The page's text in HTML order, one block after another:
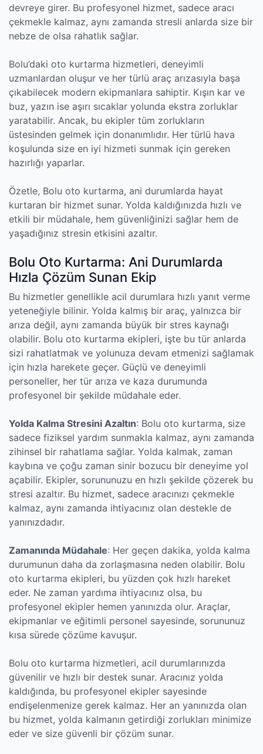
devreye girer. Bu profesyonel hizmet, sadece aracı
çekmekle kalmaz, aynı zamanda stresli anlarda size bir
nebze de olsa rahatlık sağlar.
Bolu’daki oto kurtarma hizmetleri, deneyimli
uzmanlardan oluşur ve her türlü araç arızasıyla başa
çıkabilecek modern ekipmanlara sahiptir. Kışın kar ve
buz, yazın ise aşırı sıcaklar yolunda ekstra zorluklar
yaratabilir. Ancak, bu ekipler tüm zorlukların
üstesinden gelmek için donanımlıdır. Her türlü hava
koşulunda size en iyi hizmeti sunmak için gereken
hazırlığı yaparlar.
Özetle, Bolu oto kurtarma, ani durumlarda hayat
kurtaran bir hizmet sunar. Yolda kaldığınızda hızlı ve
etkili bir müdahale, hem güvenliğinizi sağlar hem de
yaşadığınız stresin etkisini azaltır.
Bolu Oto Kurtarma: Ani Durumlarda
Hızla Çözüm Sunan Ekip
Bu hizmetler genellikle acil durumlara hızlı yanıt verme
yeteneğiyle bilinir. Yolda kalmış bir araç, yalnızca bir
arıza değil, aynı zamanda büyük bir stres kaynağı
olabilir. Bolu oto kurtarma ekipleri, işte bu tür anlarda
sizi rahatlatmak ve yolunuza devam etmenizi sağlamak
için hızla harekete geçer. Güçlü ve deneyimli
personeller, her tür arıza ve kaza durumunda
profesyonel bir şekilde müdahale eder.
Yolda Kalma Stresini Azaltın: Bolu oto kurtarma, size
sadece fiziksel yardım sunmakla kalmaz, aynı zamanda
zihinsel bir rahatlama sağlar. Yolda kalmak, zaman
kaybına ve çoğu zaman sinir bozucu bir deneyime yol
açabilir. Ekipler, sorununuzu en hızlı şekilde çözerek bu
stresi azaltır. Bu hizmet, sadece aracınızı çekmekle
kalmaz, aynı zamanda ihtiyacınız olan destekle de
yanınızdadır.
Zamanında Müdahale: Her geçen dakika, yolda kalma
durumunun daha da zorlaşmasına neden olabilir. Bolu
oto kurtarma ekipleri, bu yüzden çok hızlı hareket
eder. Ne zaman yardıma ihtiyacınız olsa, bu
profesyonel ekipler hemen yanınızda olur. Araçlar,
ekipmanlar ve eğitimli personel sayesinde, sorununuz
kısa sürede çözüme kavuşur.
Bolu oto kurtarma hizmetleri, acil durumlarınızda
güvenilir ve hızlı bir destek sunar. Aracınız yolda
kaldığında, bu profesyonel ekipler sayesinde
endişelenmenize gerek kalmaz. Her an yanınızda olan
bu hizmet, yolda kalmanın getirdiği zorlukları minimize
eder ve size güvenli bir çözüm sunar.